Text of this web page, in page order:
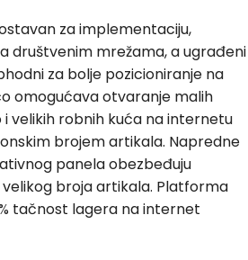
za implementaciju,
društvenim mrežama, a ugrađeni
za bolje pozicioniranje na
omogućava otvaranje malih
velikih robnih kuća na internetu
brojem artikala. Napredne
panela obezbeđuju
broja artikala. Platforma
tačnost lagera na internet